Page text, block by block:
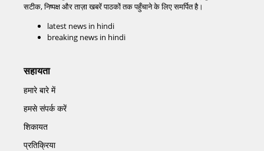
सटीक, निष्पक्ष और ताज़ा खबरें पाठकों तक पहुँचाने के लिए समर्पित है।
latest news in hindi
breaking news in hindi
सहायता
हमारे बारे में
हमसे संपर्क करें
शिकायत
प्रतिक्रिया